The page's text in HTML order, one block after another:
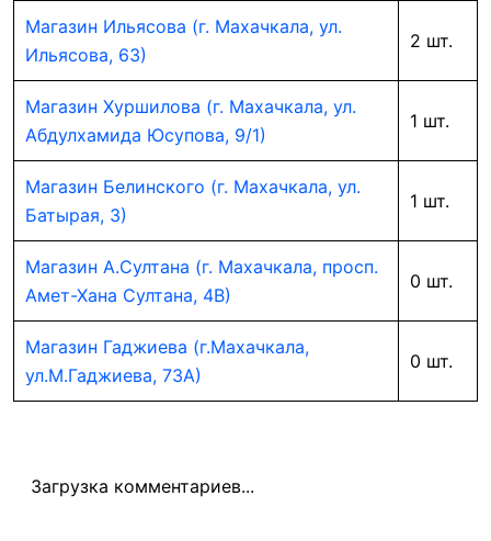
Магазин Ильясова (г. Махачкала, ул.
Ильясова, 63)
2 шт.
Магазин Хуршилова (г. Махачкала, ул.
Абдулхамида Юсупова, 9/1)
1 шт.
Магазин Белинского (г. Махачкала, ул.
Батырая, 3)
1 шт.
Магазин А.Султана (г. Махачкала, просп.
Амет-Хана Султана, 4В)
0 шт.
Магазин Гаджиева (г.Махачкала,
ул.М.Гаджиева, 73А)
0 шт.
Загрузка комментариев...